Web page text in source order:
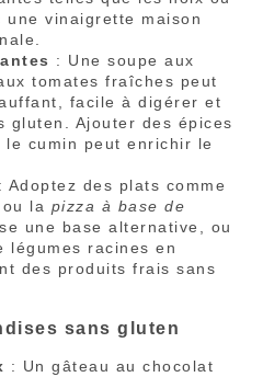
une vinaigrette maison
: Une soupe aux
tomates fraîches peut
facile à digérer et
gluten. Ajouter des épices
le cumin peut enrichir le
: Adoptez des plats comme
la pizza à base de
une base alternative, ou
légumes racines en
des produits frais sans
sans gluten
: Un gâteau au chocolat